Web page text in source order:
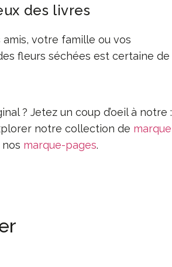
des livres
votre famille ou vos
fleurs séchées est certaine de
? Jetez un coup d’oeil à notre :
notre collection de marque
marque-pages.